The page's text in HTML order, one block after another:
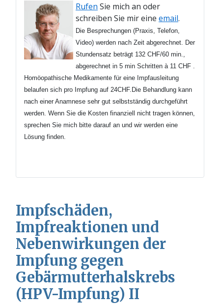
Rufen Sie mich an oder
schreiben Sie mir eine email.
Die Besprechungen (Praxis, Telefon,
Video) werden nach Zeit abgerechnet. Der
Stundensatz beträgt 132 CHF/60 min.,
abgerechnet in 5 min Schritten à 11 CHF .
Homöopathische Medikamente für eine Impfausleitung
belaufen sich pro Impfung auf 24CHF.Die Behandlung kann
nach einer Anamnese sehr gut selbstständig durchgeführt
werden. Wenn Sie die Kosten finanziell nicht tragen können,
sprechen Sie mich bitte darauf an und wir werden eine
Lösung finden.
Impfschäden,
Impfreaktionen und
Nebenwirkungen der
Impfung gegen
Gebärmutterhalskrebs
(HPV-Impfung) II